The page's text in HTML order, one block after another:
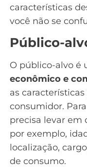
características
você não se
Público-
O público-alvo é
econômico e
as
consumidor.
precisa levar em
por exemplo,
localização,
de consumo.